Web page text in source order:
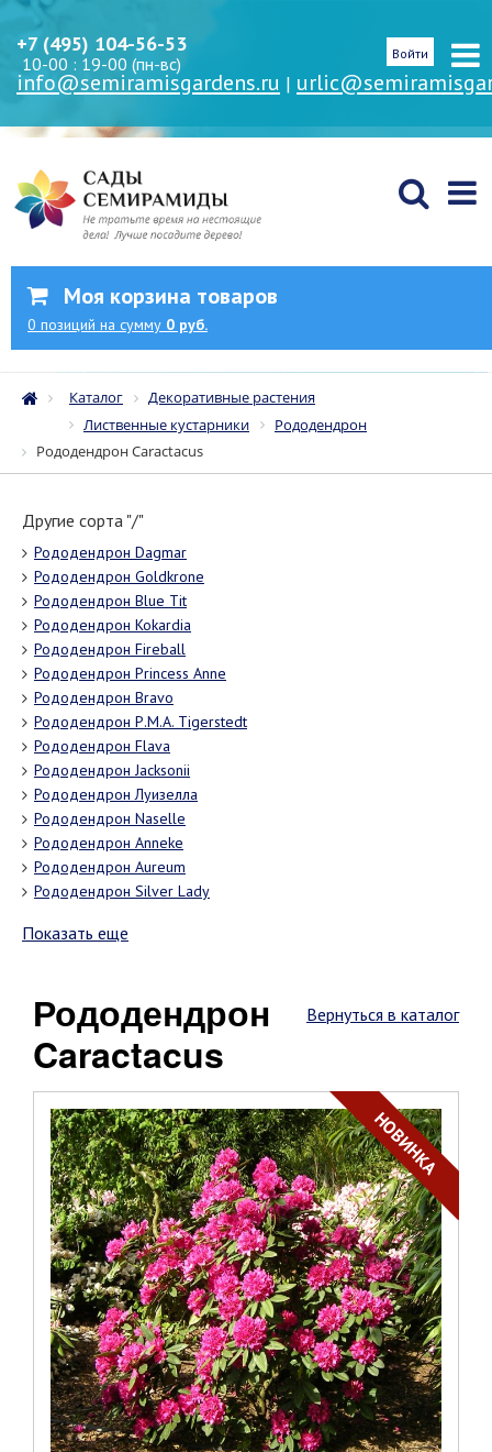
+7 (495) 104-56-53
10-00 : 19-00 (пн-вс)
info@semiramisgardens.ru |
Войти
Моя корзина товаров
0 позиций на сумму 0 руб.
Каталог
Декоративные растения
Лиственные кустарники
Рододендрон
Рододендрон Caractacus
Другие сорта "/"
Рододендрон Dagmar
Рододендрон Goldkrone
Рододендрон Blue Tit
Рододендрон Kokardia
Рододендрон Fireball
Рододендрон Princess Anne
Рододендрон Bravo
Рододендрон Р.М.А. Tigerstedt
Рододендрон Flava
Рододендрон Jacksonii
Рододендрон Луизелла
Рододендрон Naselle
Рододендрон Anneke
Рододендрон Aureum
Рододендрон Silver Lady
Показать еще
Вернуться в каталог
Рододендрон
Caractacus
НОВИНКА